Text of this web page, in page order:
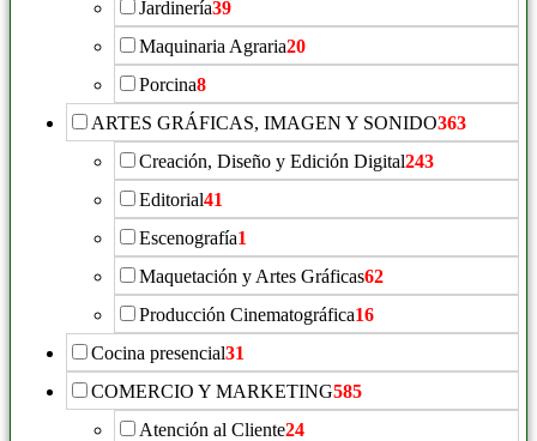
Jardinería39
Maquinaria Agraria20
Porcina8
ARTES GRÁFICAS, IMAGEN Y SONIDO363
Creación, Diseño y Edición Digital243
Editorial41
Escenografía1
Maquetación y Artes Gráficas62
Producción Cinematográfica16
Cocina presencial31
COMERCIO Y MARKETING585
Atención al Cliente24